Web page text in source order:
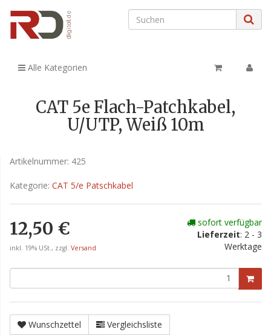
Alle Kategorien
CAT 5e Flach-Patchkabel,
U/UTP, Weiß 10m
Artikelnummer: 425
Kategorie: CAT 5/e Patschkabel
12,50 €
inkl. 19% USt., zzgl. Versand
sofort verfügbar
Lieferzeit: 2 - 3
Werktage
Wunschzettel
Vergleichsliste